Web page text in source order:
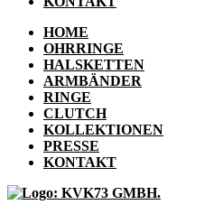
HOME
OHRRINGE
HALSKETTEN
ARMBÄNDER
RINGE
CLUTCH
KOLLEKTIONEN
PRESSE
KONTAKT